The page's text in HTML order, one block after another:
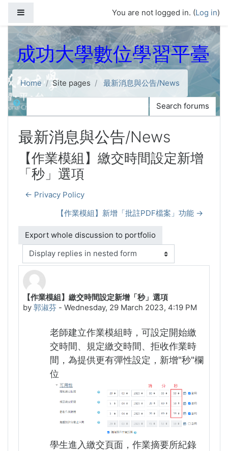
You are not logged in. (Log in)
成功大學數位學習平臺
Home Site pages
最新消息與公告/News
Search
Search forums
最新消息與公告/News
【作業模組】繳交時間設定新增
「秒」選項
← Privacy Policy
【作業模組】新增「批註PDF檔案」功能 →
Display mode
【作業模組】繳交時間設定新增「秒」選項
by 郭淑芬 - Wednesday, 29 March 2023, 4:19 PM
Number of replies: 0
老師建立作業模組時，可設定開始繳
交時間、規定繳交時間、拒收作業時
間，為提供更有彈性設定，新增"秒"欄
位
學生進入繳交頁面，作業摘要所紀錄